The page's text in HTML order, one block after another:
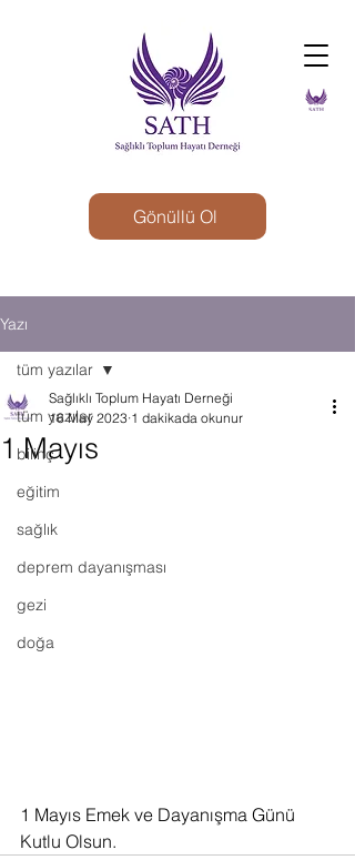
Gönüllü Ol
Yazı
tüm yazılar
bilinç
eğitim
sağlık
deprem dayanışması
gezi
doğa
tüm yazılar
1 Mayıs
Sağlıklı Toplum Hayatı Derneği
16 May 2023 1 dakikada okunur
1 Mayıs Emek ve Dayanışma Günü
Kutlu Olsun.